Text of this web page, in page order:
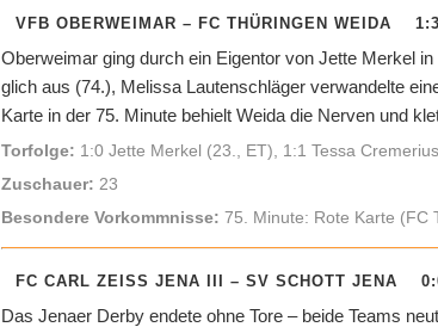
VFB OBERWEIMAR – FC THÜRINGEN WEIDA
Oberweimar ging durch ein Eigentor von Jette Merkel
glich aus (74.), Melissa Lautenschläger verwandelte
Karte in der 75. Minute behielt Weida die Nerven und
Torfolge: 1:0 Jette Merkel (23., ET), 1:1 Tessa
Zuschauer: 23
Besondere Vorkommnisse: 75. Minute: Rote Karte (FC
FC CARL ZEISS JENA III – SV SCHOTT JENA
Das Jenaer Derby endete ohne Tore – beide Teams